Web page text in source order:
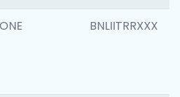
BNLIITRRXXX